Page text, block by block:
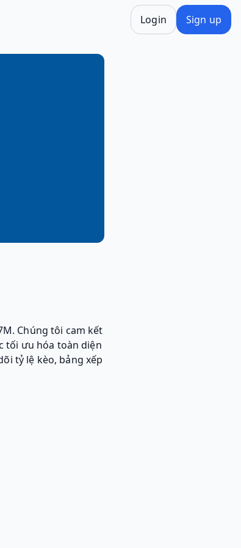
Login Sign up
Chúng tôi cam kết
tối ưu hóa toàn diện
tỷ lệ kèo, bảng xếp